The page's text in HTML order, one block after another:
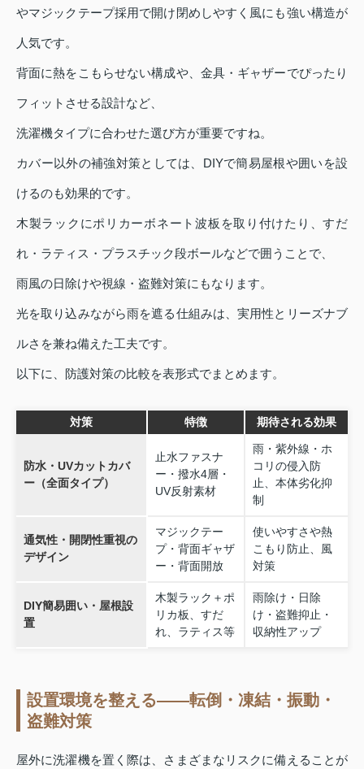
やマジックテープ採用で開け閉めしやすく風にも強い構造が
人気です。
背面に熱をこもらせない構成や、金具・ギャザーでぴったり
フィットさせる設計など、
洗濯機タイプに合わせた選び方が重要ですね。
カバー以外の補強対策としては、DIYで簡易屋根や囲いを設
けるのも効果的です。
木製ラックにポリカーボネート波板を取り付けたり、すだ
れ・ラティス・プラスチック段ボールなどで囲うことで、
雨風の日除けや視線・盗難対策にもなります。
光を取り込みながら雨を遮る仕組みは、実用性とリーズナブ
ルさを兼ね備えた工夫です。
以下に、防護対策の比較を表形式でまとめます。
対策 特徴 期待される効果
防水・UVカットカバ
ー（全面タイプ）
止水ファスナ
ー・撥水4層・
UV反射素材
雨・紫外線・ホ
コリの侵入防
止、本体劣化抑
制
通気性・開閉性重視の
デザイン
マジックテー
プ・背面ギャザ
ー・背面開放
使いやすさや熱
こもり防止、風
対策
DIY簡易囲い・屋根設
置
木製ラック＋ポ
リカ板、すだ
れ、ラティス等
雨除け・日除
け・盗難抑止・
収納性アップ
設置環境を整える――転倒・凍結・振動・
盗難対策
屋外に洗濯機を置く際は、さまざまなリスクに備えることが